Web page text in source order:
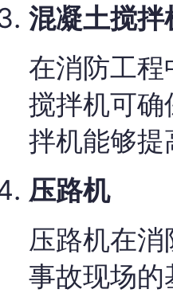
混凝土搅拌
在消防工
搅拌机可
拌机能够
压路机
压路机在
事故现场